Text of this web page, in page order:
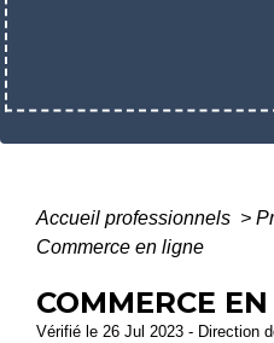
Accueil professionnels >
Commerce en ligne
COMMERCE
Vérifié le 26 Jul 2023 - Direction